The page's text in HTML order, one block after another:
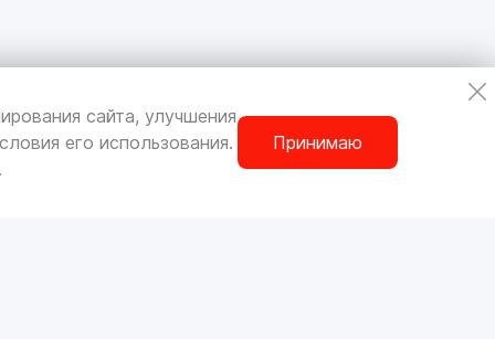
сайта, улучшения
его использования.
.
Принимаю